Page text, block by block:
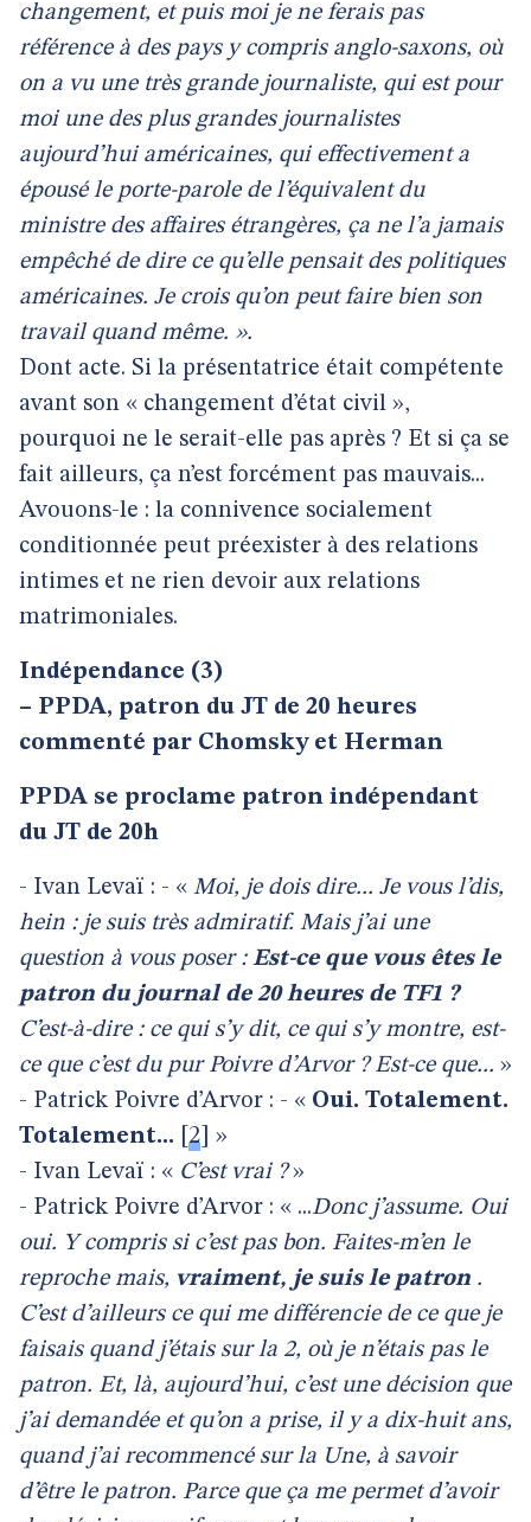
changement, et puis moi je ne ferais pas
référence à des pays y compris anglo-saxons, où
on a vu une très grande journaliste, qui est pour
moi une des plus grandes journalistes
aujourd’hui américaines, qui effectivement a
épousé le porte-parole de l’équivalent du
ministre des affaires étrangères, ça ne l’a jamais
empêché de dire ce qu’elle pensait des politiques
américaines. Je crois qu’on peut faire bien son
travail quand même. ».
Dont acte. Si la présentatrice était compétente
avant son « changement d’état civil »,
pourquoi ne le serait-elle pas après ? Et si ça se
fait ailleurs, ça n’est forcément pas mauvais...
Avouons-le : la connivence socialement
conditionnée peut préexister à des relations
intimes et ne rien devoir aux relations
matrimoniales.
Indépendance (3)
– PPDA, patron du JT de 20 heures
commenté par Chomsky et Herman
PPDA se proclame patron indépendant
du JT de 20h
- Ivan Levaï : - « Moi, je dois dire... Je vous l’dis,
hein : je suis très admiratif. Mais j’ai une
question à vous poser : Est-ce que vous êtes le
patron du journal de 20 heures de TF1 ?
C’est-à-dire : ce qui s’y dit, ce qui s’y montre, est-
ce que c’est du pur Poivre d’Arvor ? Est-ce que... »
- Patrick Poivre d’Arvor : - « Oui. Totalement.
Totalement...
2
»
- Ivan Levaï : « C’est vrai ?»
- Patrick Poivre d’Arvor : « ...Donc j’assume. Oui
oui. Y compris si c’est pas bon. Faites-m’en le
reproche mais, vraiment, je suis le patron .
C’est d’ailleurs ce qui me différencie de ce que je
faisais quand j’étais sur la 2, où je n’étais pas le
patron. Et, là, aujourd’hui, c’est une décision que
j’ai demandée et qu’on a prise, il y a dix-huit ans,
quand j’ai recommencé sur la Une, à savoir
d’être le patron. Parce que ça me permet d’avoir